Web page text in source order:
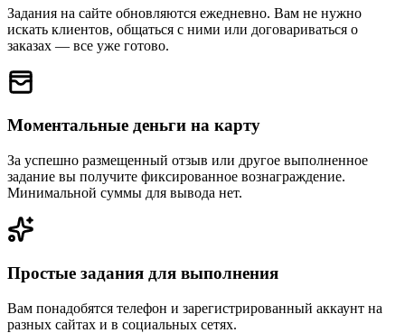
Задания на сайте обновляются ежедневно. Вам не нужно
искать клиентов, общаться с ними или договариваться о
заказах — все уже готово.
Моментальные деньги на карту
За успешно размещенный отзыв или другое выполненное
задание вы получите фиксированное вознаграждение.
Минимальной суммы для вывода нет.
Простые задания для выполнения
Вам понадобятся телефон и зарегистрированный аккаунт на
разных сайтах и в социальных сетях.